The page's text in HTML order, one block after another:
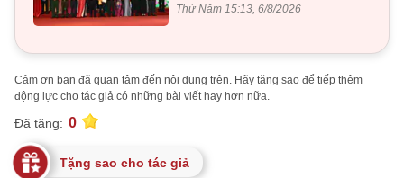
Thứ Năm 15:13, 6/8/2026
Cảm ơn bạn đã quan tâm đến nội dung trên. Hãy tặng sao để tiếp thêm
động lực cho tác giả có những bài viết hay hơn nữa.
Đã tặng: 0
Tặng sao cho tác giả